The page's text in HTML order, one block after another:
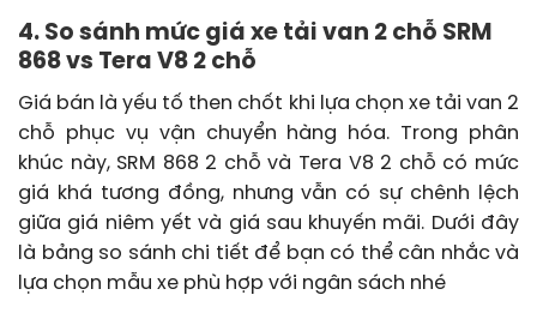
4. So sánh mức giá xe tải van 2 chỗ SRM
868 vs Tera V8 2 chỗ
Giá bán là yếu tố then chốt khi lựa chọn xe tải van 2
chỗ phục vụ vận chuyển hàng hóa. Trong phân
khúc này, SRM 868 2 chỗ và Tera V8 2 chỗ có mức
giá khá tương đồng, nhưng vẫn có sự chênh lệch
giữa giá niêm yết và giá sau khuyến mãi. Dưới đây
là bảng so sánh chi tiết để bạn có thể cân nhắc và
lựa chọn mẫu xe phù hợp với ngân sách nhé